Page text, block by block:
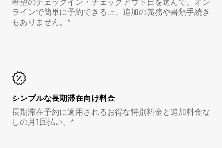
希望のチェックイン・チェックアウト日を選んで、オン
ラインで簡単に予約できる上、追加の義務や書類手続き
もありません。*
シンプルな長期滞在向け料金
長期滞在予約に適用されるお得な特別料金と追加料金な
しの月1回払い。*